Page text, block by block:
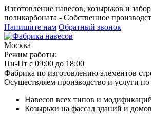
Изготовление навесов, козырьков и
поликарбоната - Собственное
Напишите нам Обратный звонок
Москва
Режим работы:
Пн-Пт с 09:00 до 18:00
Фабрика по изготовлению элементов
Осуществляем производство и услуги
Навесов всех типов и
Козырьки на фассад зданий и